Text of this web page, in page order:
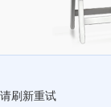
刷新重试